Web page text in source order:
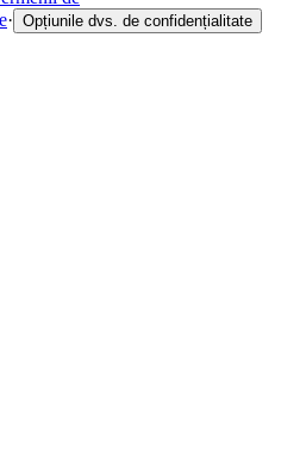
· Opțiunile dvs. de confidențialitate